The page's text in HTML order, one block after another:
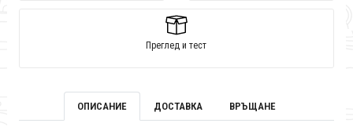
Преглед и тест
ОПИСАНИЕ ДОСТАВКА ВРЪЩАНЕ